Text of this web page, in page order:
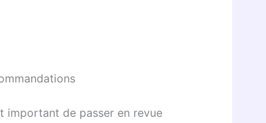
important de passer en revue